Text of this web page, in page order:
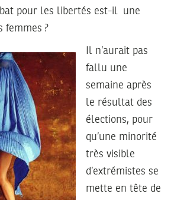
pour les libertés est-il une
femmes ?
Il n’aurait pas
fallu une
semaine après
le résultat des
élections, pour
qu’une minorité
très visible
d’extrémistes se
mette en tête de